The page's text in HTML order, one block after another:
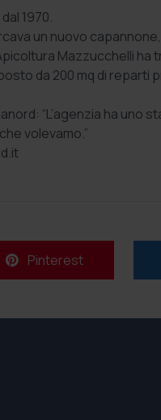
1970.
un nuovo
Mazzucchelli ha
da 200 mq di reparti
“L’agenzia ha uno
volevamo.”
Pinterest